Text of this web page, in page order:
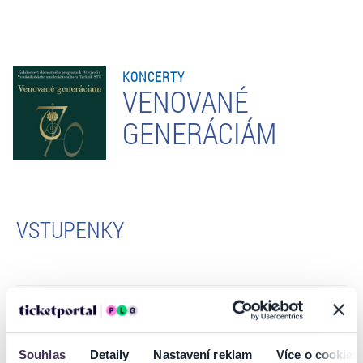
Souhlas Detaily Nastavení reklam Více o cookies
KONCERTY
VENOVANÉ
GENERÁCIÁM
VSTUPENKY
POPIS PODUJATIA